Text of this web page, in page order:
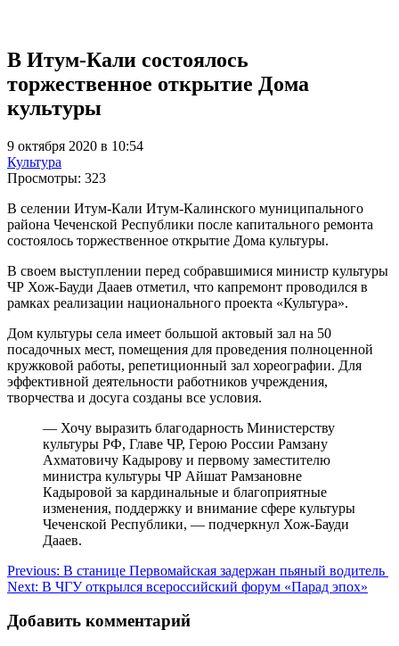
В Итум-Кали состоялось
торжественное открытие Дома
культуры
9 октября 2020 в 10:54
Культура
Просмотры: 323
В селении Итум-Кали Итум-Калинского муниципального
района Чеченской Республики после капитального ремонта
состоялось торжественное открытие Дома культуры.
В своем выступлении перед собравшимися министр культуры
ЧР Хож-Бауди Дааев отметил, что капремонт проводился в
рамках реализации национального проекта «Культура».
Дом культуры села имеет большой актовый зал на 50
посадочных мест, помещения для проведения полноценной
кружковой работы, репетиционный зал хореографии. Для
эффективной деятельности работников учреждения,
творчества и досуга созданы все условия.
— Хочу выразить благодарность Министерству
культуры РФ, Главе ЧР, Герою России Рамзану
Ахматовичу Кадырову и первому заместителю
министра культуры ЧР Айшат Рамзановне
Кадыровой за кардинальные и благоприятные
изменения, поддержку и внимание сфере культуры
Чеченской Республики, — подчеркнул Хож-Бауди
Дааев.
Навигация
по
записям
Previous: В станице Первомайская задержан пьяный водитель
Next: В ЧГУ открылся всероссийский форум «Парад эпох»
Добавить комментарий